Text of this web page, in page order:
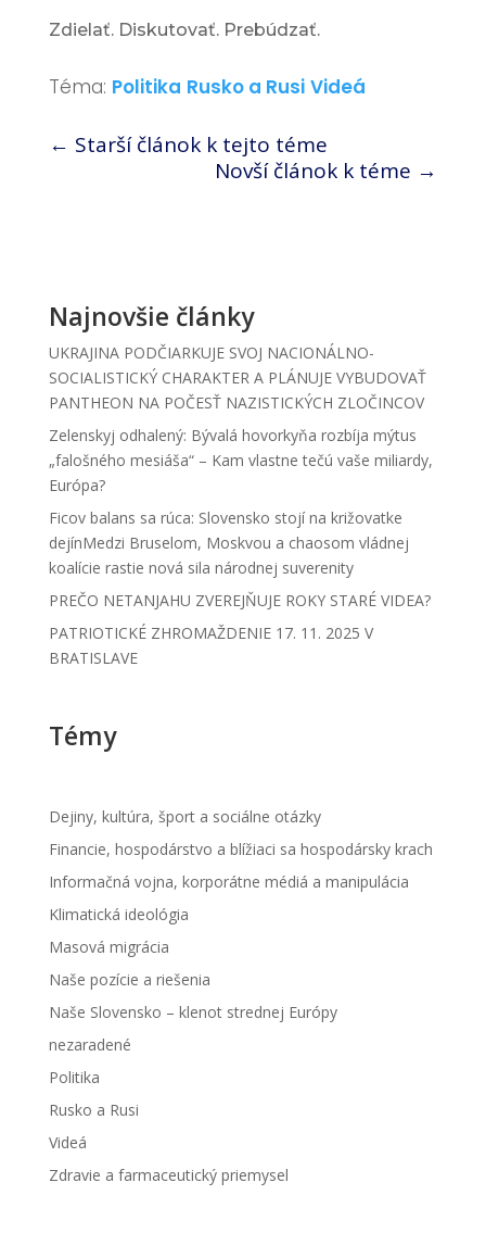
Zdielať. Diskutovať. Prebúdzať.
Téma: Politika Rusko a Rusi Videá
← Starší článok k tejto téme
Novší článok k téme →
Najnovšie články
UKRAJINA PODČIARKUJE SVOJ NACIONÁLNO-
SOCIALISTICKÝ CHARAKTER A PLÁNUJE VYBUDOVAŤ
PANTHEON NA POČESŤ NAZISTICKÝCH ZLOČINCOV
Zelenskyj odhalený: Bývalá hovorkyňa rozbíja mýtus
„falošného mesiáša“ – Kam vlastne tečú vaše miliardy,
Európa?
Ficov balans sa rúca: Slovensko stojí na križovatke
dejínMedzi Bruselom, Moskvou a chaosom vládnej
koalície rastie nová sila národnej suverenity
PREČO NETANJAHU ZVEREJŇUJE ROKY STARÉ VIDEA?
PATRIOTICKÉ ZHROMAŽDENIE 17. 11. 2025 V
BRATISLAVE
Témy
Dejiny, kultúra, šport a sociálne otázky
Financie, hospodárstvo a blížiaci sa hospodársky krach
Informačná vojna, korporátne médiá a manipulácia
Klimatická ideológia
Masová migrácia
Naše pozície a riešenia
Naše Slovensko – klenot strednej Európy
nezaradené
Politika
Rusko a Rusi
Videá
Zdravie a farmaceutický priemysel